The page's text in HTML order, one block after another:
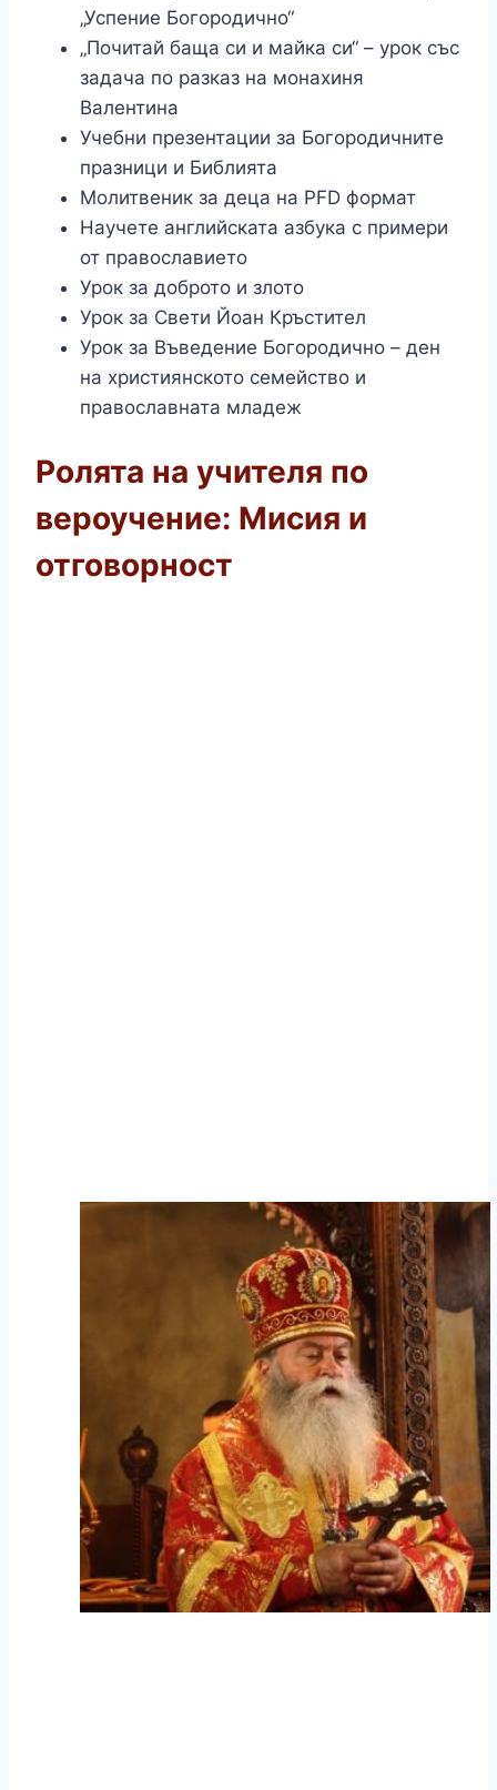
„Успение Богородично“
„Почитай баща си и майка си“ – урок със
задача по разказ на монахиня
Валентина
Учебни презентации за Богородичните
празници и Библията
Молитвеник за деца на PFD формат
Научете английската азбука с примери
от православието
Урок за доброто и злото
Урок за Свети Йоан Кръстител
Урок за Bъведение Богородично – ден
на християнското семейство и
православната младеж
Ролята на учителя по
вероучение: Мисия и
отговорност